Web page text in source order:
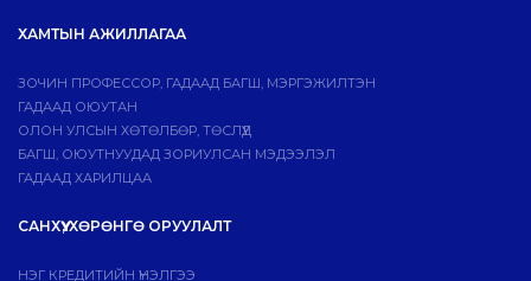
ХАМТЫН АЖИЛЛАГАА
ЗОЧИН ПРОФЕССОР, ГАДААД БАГШ, МЭРГЭЖИЛТЭН
ГАДААД ОЮУТАН
ОЛОН УЛСЫН ХӨТӨЛБӨР, ТӨСЛҮҮД
БАГШ, ОЮУТНУУДАД ЗОРИУЛСАН МЭДЭЭЛЭЛ
ГАДААД ХАРИЛЦАА
САНХҮҮ, ХӨРӨНГӨ ОРУУЛАЛТ
НЭГ КРЕДИТИЙН ҮНЭЛГЭЭ